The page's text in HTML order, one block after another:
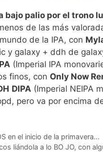
bajo palio por el trono
de las más
de la IPA, con
y galaxy + ddh de
(Imperial IPA
finos, con Only Now
DIPA (Imperial NEIPA
pero va por encima
en el inicio de la primavera…
liándola a lo BO JO, con